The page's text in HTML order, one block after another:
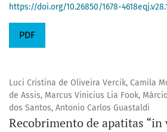
https://doi.org/10.26850/1678-
PDF
Luci Cristina de Oliveira Vercik, Camila
de Assis, Marcus Vinicius Lia Fook,
dos Santos, Antonio Carlos Guastaldi
Recobrimento de apatitas “in